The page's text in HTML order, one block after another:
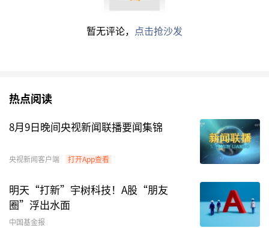
前十大重仓股结构调整
新买入携程、亚马逊
需要说明的是，13F披露的美股持仓为景林海外产
品持仓，不包含境内募资产品的海外持仓。
从持仓集中度来看，今年一季度前十大重仓股合计
暂无评论， 点击抢沙发
热点阅读
8月9日晚间央视新闻联播要闻集锦
央视新闻客户端 打开App查看
明天“打新”宇树科技！A股“朋友
圈”浮出水面
中国基金报